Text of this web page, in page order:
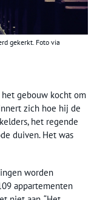
gekerkt. Foto via
het gebouw kocht om
zich hoe hij de
het regende
duiven. Het was
worden
appartementen